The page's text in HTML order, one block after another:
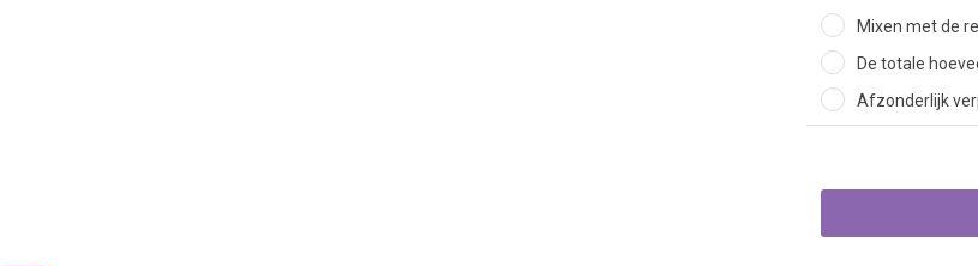
Mixen met de
De totale
Afzonderlijk